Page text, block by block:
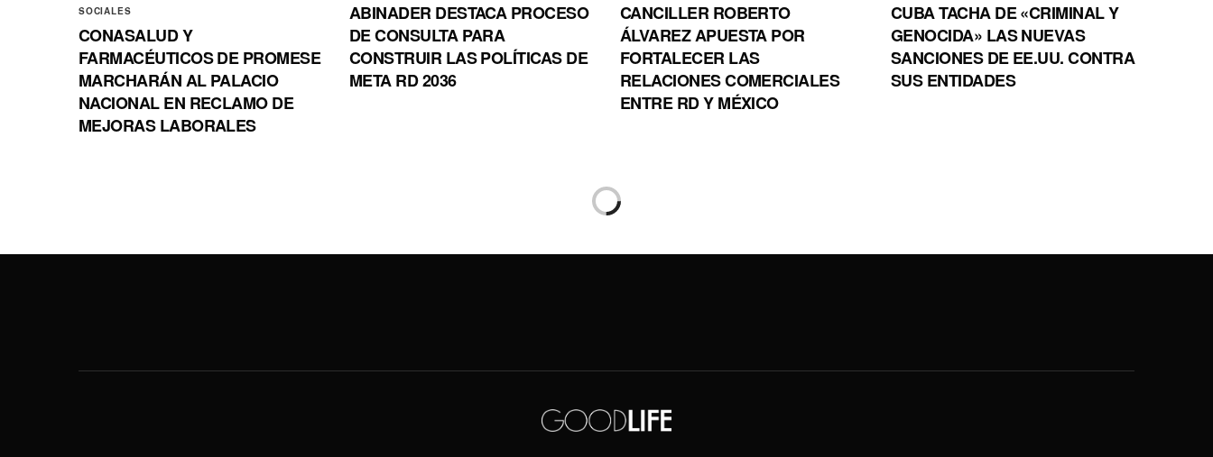
SOCIALES
CONASALUD Y
FARMACÉUTICOS DE PROMESE
MARCHARÁN AL PALACIO
NACIONAL EN RECLAMO DE
MEJORAS LABORALES
ABINADER DESTACA PROCESO
DE CONSULTA PARA
CONSTRUIR LAS POLÍTICAS DE
META RD 2036
CANCILLER ROBERTO
ÁLVAREZ APUESTA POR
FORTALECER LAS
RELACIONES COMERCIALES
ENTRE RD Y MÉXICO
CUBA TACHA DE «CRIMINAL Y
GENOCIDA» LAS NUEVAS
SANCIONES DE EE.UU. CONTRA
SUS ENTIDADES